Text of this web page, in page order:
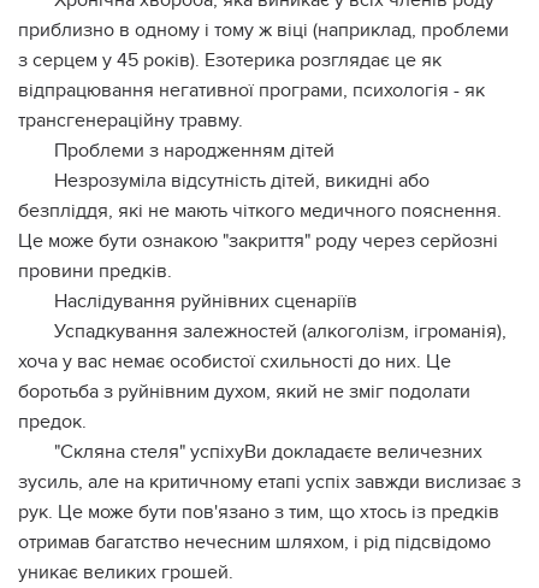
приблизно в одному і тому ж віці (наприклад, проблеми
з серцем у 45 років). Езотерика розглядає це як
відпрацювання негативної програми, психологія - як
трансгенераційну травму.
Проблеми з народженням дітей
Незрозуміла відсутність дітей, викидні або
безпліддя, які не мають чіткого медичного пояснення.
Це може бути ознакою "закриття" роду через серйозні
провини предків.
Наслідування руйнівних сценаріїв
Успадкування залежностей (алкоголізм, ігроманія),
хоча у вас немає особистої схильності до них. Це
боротьба з руйнівним духом, який не зміг подолати
предок.
"Скляна стеля" успіхуВи докладаєте величезних
зусиль, але на критичному етапі успіх завжди вислизає з
рук. Це може бути пов'язано з тим, що хтось із предків
отримав багатство нечесним шляхом, і рід підсвідомо
уникає великих грошей.